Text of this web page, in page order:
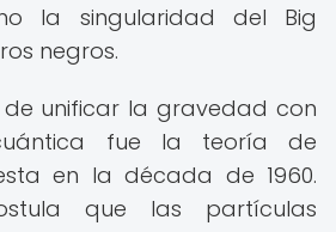
la singularidad del Big
negros.
de unificar la gravedad con
fue la teoría de
en la década de 1960.
que las partículas